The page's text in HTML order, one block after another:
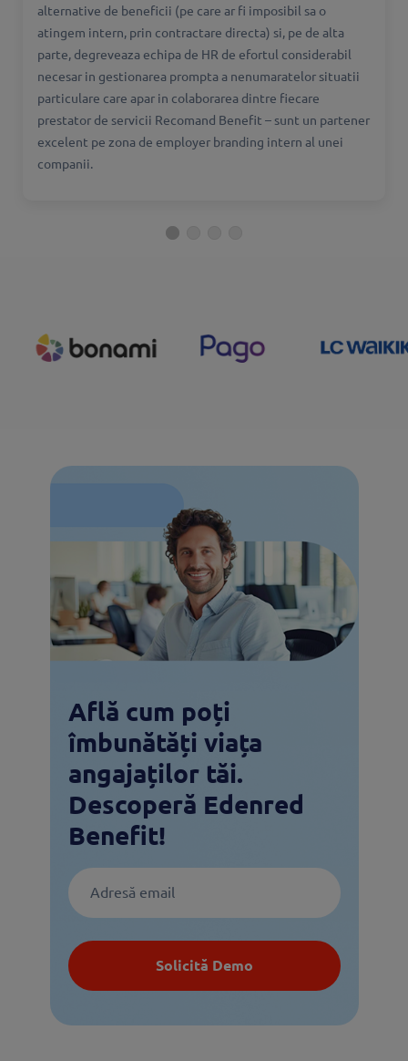
alternative de beneficii (pe care ar fi imposibil sa o
atingem intern, prin contractare directa) si, pe de alta
parte, degreveaza echipa de HR de efortul considerabil
necesar in gestionarea prompta a nenumaratelor situatii
particulare care apar in colaborarea dintre fiecare
prestator de servicii Recomand Benefit – sunt un partener
excelent pe zona de employer branding intern al unei
companii.
Află cum poți
îmbunătăți viața
angajaților tăi.
Descoperă Edenred
Benefit!